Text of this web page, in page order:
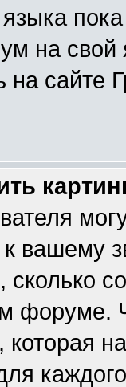
на
на сайте
к вашему
сколько
форуме.